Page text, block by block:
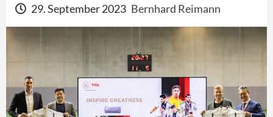
29. September 2023 Bernhard Reimann